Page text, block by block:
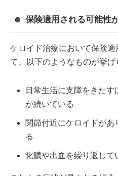
保険適用される可能性
ケロイド治療において保険
て、以下のようなものが挙げ
日常生活に支障をきた
が続いている
関節付近にケロイドがあ
る
化膿や出血を繰り返して